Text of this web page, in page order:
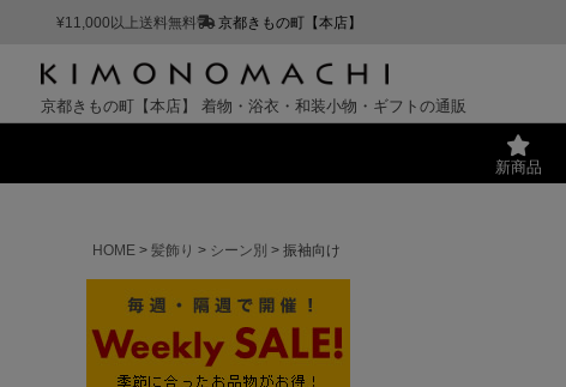
¥11,000以上送料無料 京都きもの町【本店】
京都きもの町【本店】 着物・浴衣・和装小物・ギフトの通販
新商品
HOME
髪飾り シーン別 振袖向け